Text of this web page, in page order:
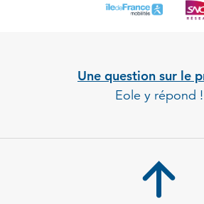
Une question sur le
Eole y répond !